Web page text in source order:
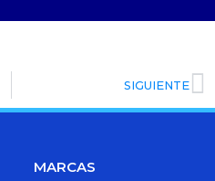
SIGUIENTE
MARCAS